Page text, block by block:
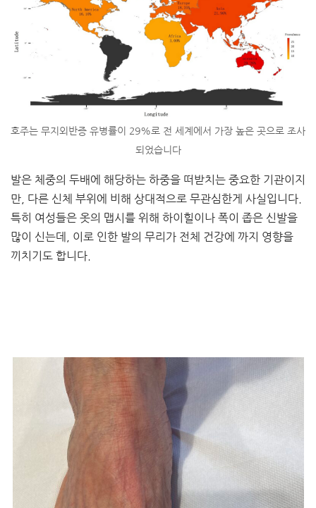
호주는 무지외반증 유병률이 29%로 전 세계에서 가장 높은 곳으로 조사
되었습니다
발은 체중의 두배에 해당하는 하중을 떠받치는 중요한 기관이지
만, 다른 신체 부위에 비해 상대적으로 무관심한게 사실입니다.
특히 여성들은 옷의 맵시를 위해 하이힐이나 폭이 좁은 신발을
많이 신는데, 이로 인한 발의 무리가 전체 건강에 까지 영향을
끼치기도 합니다.